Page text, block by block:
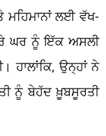
ਮਹਿਮਾਨਾਂ ਲਈ ਵੱਖ-
ਘਰ ਨੂੰ ਇੱਕ ਅਸਲੀ
ਹਾਲਾਂਕਿ, ਉਨ੍ਹਾਂ ਨੇ
ਨੂੰ ਬੇਹੱਦ ਖ਼ੂਬਸੂਰਤੀ